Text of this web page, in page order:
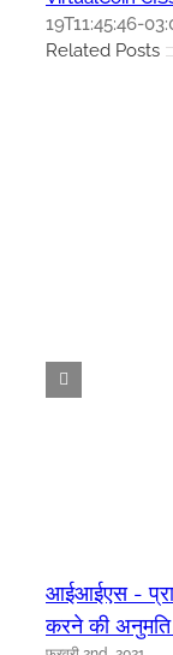
19T11:45:46-
Related Posts
आईआईएस -
करने की